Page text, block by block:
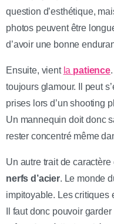
question d’esthétique,
photos peuvent être
d’avoir une bonne
Ensuite, vient la patience
toujours glamour. Il peut
prises lors d’un shooting
Un mannequin doit donc
rester concentré même
Un autre trait de
nerfs d’acier. Le monde
impitoyable. Les critiques
Il faut donc pouvoir